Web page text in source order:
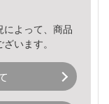
よって、商品
います。